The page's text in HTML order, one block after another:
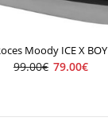
Moody ICE X BOY
99.00€ 79.00€